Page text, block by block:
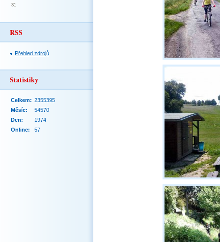
31
RSS
Přehled zdrojů
Statistiky
Online: 57
Celkem: 2355395
Měsíc:
54570
Den:
1974